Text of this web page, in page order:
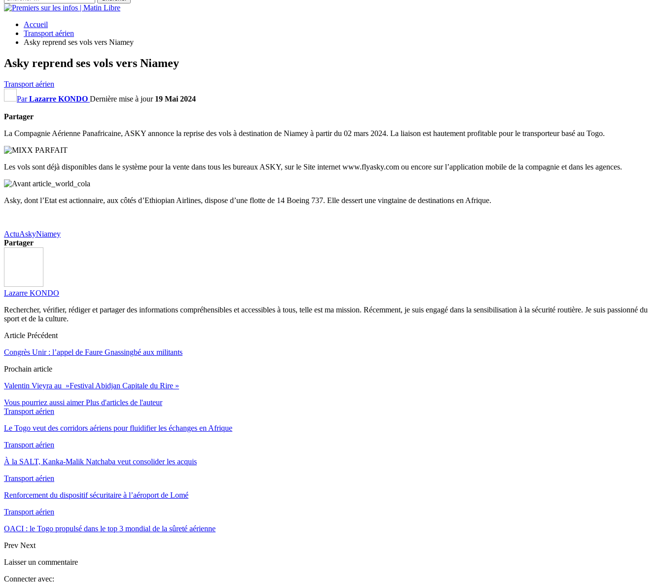
Accueil
Transport aérien
Asky reprend ses vols vers Niamey
Asky reprend ses vols vers Niamey
Transport aérien
ParLazarre KONDO Dernière mise à jour 19 Mai 2024
Partager
La Compagnie Aérienne Panafricaine, ASKY annonce la reprise des vols à destination de Niamey à partir du 02 mars 2024. La liaison est hautement profitable pour le transporteur basé au Togo.
Les vols sont déjà disponibles dans le système pour la vente dans tous les bureaux ASKY, sur le Site internet www.flyasky.com ou encore sur l’application mobile de la compagnie et dans les agences.
Asky, dont l’Etat est actionnaire, aux côtés d’Ethiopian Airlines, dispose d’une flotte de 14 Boeing 737. Elle dessert une vingtaine de destinations en Afrique.
ActuAskyNiamey
Partager
Lazarre KONDO
Rechercher, vérifier, rédiger et partager des informations compréhensibles et accessibles à tous, telle est ma mission. Récemment, je suis engagé dans la sensibilisation à la sécurité routière. Je suis passionné du
sport et de la culture.
Article Précédent
Congrès Unir : l’appel de Faure Gnassingbé aux militants
Prochain article
Valentin Vieyra au »Festival Abidjan Capitale du Rire »
Vous pourriez aussi aimer Plus d'articles de l'auteur
Transport aérien
Le Togo veut des corridors aériens pour fluidifier les échanges en Afrique
Transport aérien
À la SALT, Kanka-Malik Natchaba veut consolider les acquis
Transport aérien
Renforcement du dispositif sécuritaire à l’aéroport de Lomé
Transport aérien
OACI : le Togo propulsé dans le top 3 mondial de la sûreté aérienne
Prev Next
Laisser un commentaire
Connecter avec: